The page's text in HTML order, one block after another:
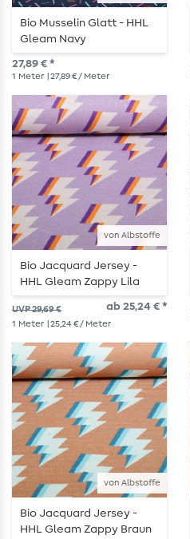
Bio Musselin Glatt - HHL
Gleam Navy
27,89 € *
1 Meter | 27,89 € / Meter
von Albstoffe
Bio Jacquard Jersey -
HHL Gleam Zappy Lila
UVP 29,69 € ab 25,24 € *
1 Meter | 25,24 € / Meter
von Albstoffe
Bio Jacquard Jersey -
HHL Gleam Zappy Braun